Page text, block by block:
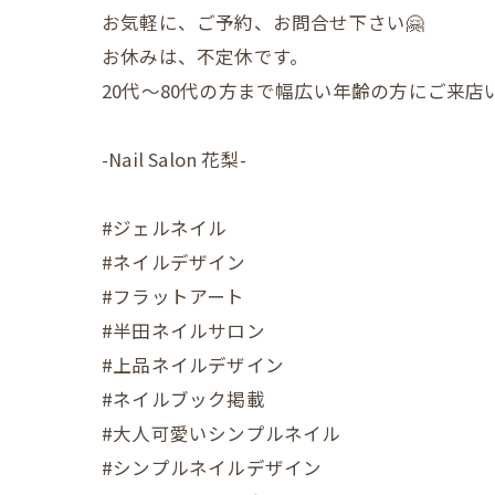
お気軽に、ご予約、お問合せ下さい🤗
お休みは、不定休です。
20代〜80代の方まで幅広い年齢の方にご来
-Nail Salon 花梨-
#ジェルネイル
#ネイルデザイン
#フラットアート
#半田ネイルサロン
#上品ネイルデザイン
#ネイルブック掲載
#大人可愛いシンプルネイル
#シンプルネイルデザイン